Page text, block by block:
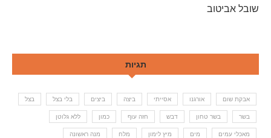
שובל אביטוב
תגיות
אבקת שום אורגנו אסייתי ביצה ביצים בלי בצל בצל
בשר בשר טחון דבש חזה עוף כמון ללא גלוטן
מאכלי עמים מים מיץ לימון מלח מנה ראשונה